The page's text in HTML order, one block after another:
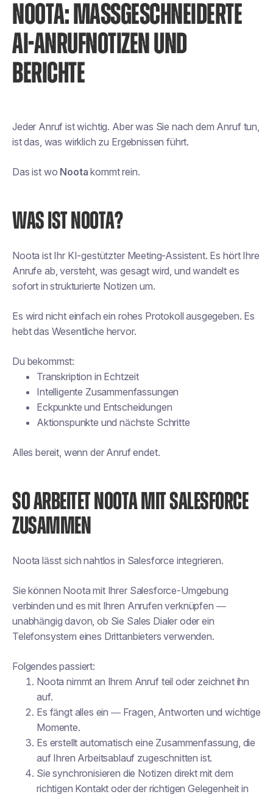
NOOTA: MASSGESCHNEIDERTE A
I-ANRUFNOTIZEN UND B
ERICHTE
Jeder Anruf ist wichtig. Aber was Sie nach dem Anruf tun,
ist das, was wirklich zu Ergebnissen führt.
Das ist wo Noota kommt rein.
WAS IST NOOTA?
Noota ist Ihr KI-gestützter Meeting-Assistent. Es hört Ihre
Anrufe ab, versteht, was gesagt wird, und wandelt es
sofort in strukturierte Notizen um.
Es wird nicht einfach ein rohes Protokoll ausgegeben. Es
hebt das Wesentliche hervor.
Du bekommst:
Transkription in Echtzeit
Intelligente Zusammenfassungen
Eckpunkte und Entscheidungen
Aktionspunkte und nächste Schritte
Alles bereit, wenn der Anruf endet.
SO ARBEITET NOOTA MIT SALESFORCE
ZUSAMMEN
Noota lässt sich nahtlos in Salesforce integrieren.
Sie können Noota mit Ihrer Salesforce-Umgebung
verbinden und es mit Ihren Anrufen verknüpfen —
unabhängig davon, ob Sie Sales Dialer oder ein
Telefonsystem eines Drittanbieters verwenden.
Folgendes passiert:
Noota nimmt an Ihrem Anruf teil oder zeichnet ihn
auf.
Es fängt alles ein — Fragen, Antworten und wichtige
Momente.
Es erstellt automatisch eine Zusammenfassung, die
auf Ihren Arbeitsablauf zugeschnitten ist.
Sie synchronisieren die Notizen direkt mit dem
richtigen Kontakt oder der richtigen Gelegenheit in